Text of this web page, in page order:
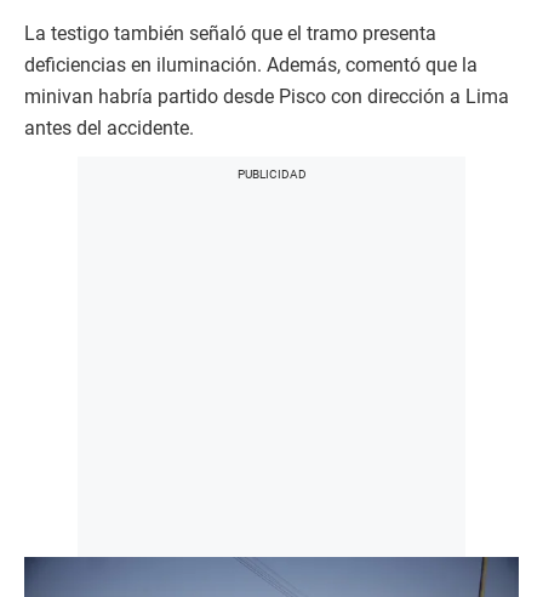
La testigo también señaló que el tramo presenta
deficiencias en iluminación. Además, comentó que la
minivan habría partido desde Pisco con dirección a Lima
antes del accidente.